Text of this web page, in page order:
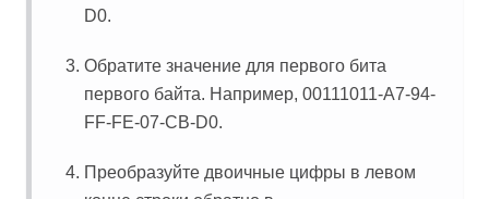
D0.
Обратите значение для первого бита
первого байта. Например, 00111011-A7-94-
FF-FE-07-CB-D0.
Преобразуйте двоичные цифры в левом